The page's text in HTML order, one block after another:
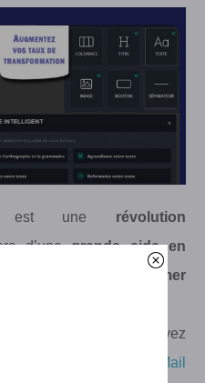
est une révolution
d’unegrande aide en
performer
que vous pouvez
avec un
compte Mail